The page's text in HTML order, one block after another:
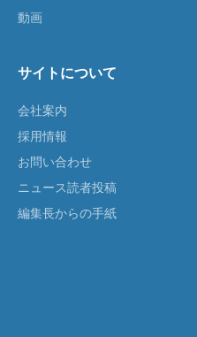
動画
サイトについて
会社案内
採用情報
お問い合わせ
ニュース読者投稿
編集長からの手紙